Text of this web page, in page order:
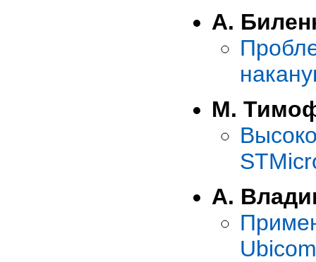
А.
М.
А.
Ubicom